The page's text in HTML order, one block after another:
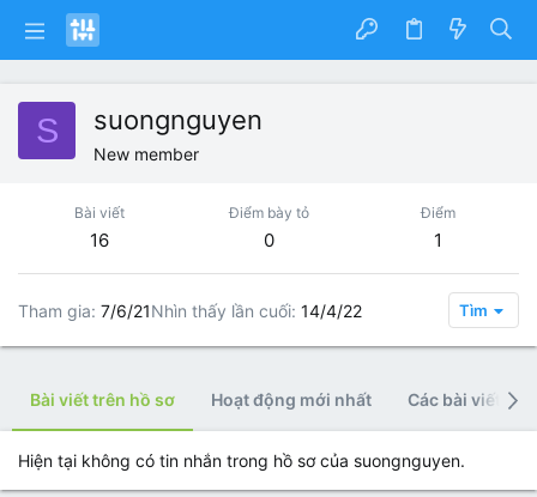
S suongnguyen
New member
Bài viết
16
Điểm bày tỏ
0
Điểm
1
Tham gia 7/6/21Nhìn thấy lần cuối 14/4/22 Tìm
Bài viết trên hồ sơ Hoạt động mới nhất Các bài viết
Hiện tại không có tin nhắn trong hồ sơ của suongnguyen.